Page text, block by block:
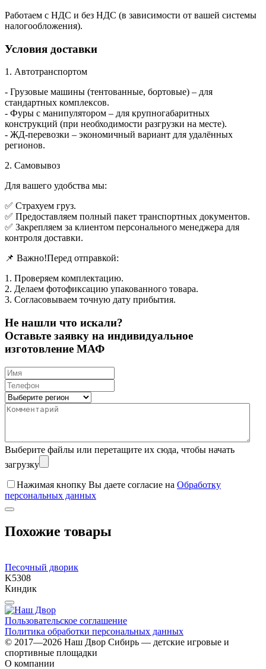
Работаем с НДС и без НДС (в зависимости от вашей системы
налогообложения).
Условия доставки
1. Автотранспортом
- Грузовые машины (тентованные, бортовые) – для
стандартных комплексов.
- Фуры с манипулятором – для крупногабаритных
конструкций (при необходимости разгрузки на месте).
- ЖД-перевозки – экономичный вариант для удалённых
регионов.
2. Самовывоз
Для вашего удобства мы:
✅ Страхуем груз.
✅ Предоставляем полный пакет транспортных документов.
✅ Закрепляем за клиентом персонального менеджера для
контроля доставки.
📌 Важно!Перед отправкой:
1. Проверяем комплектацию.
2. Делаем фотофиксацию упакованного товара.
3. Согласовываем точную дату прибытия.
Не нашли что искали?
Оставьте заявку на индивидуальное
изготовление МАФ
Выберите файлы или перетащите их сюда, чтобы начать
загрузку
Нажимая кнопку Вы даете согласие на Обработку
персональных данных
Похожие товары
Песочный дворик
K5308
Киндик
Пользовательское соглашение
Политика обработки персональных данных
© 2017—2026 Наш Двор Сибирь — детские игровые и
спортивные площадки
О компании